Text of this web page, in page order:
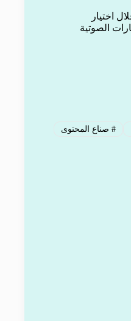
اختيار
الصوتية
#صناع المحتوى